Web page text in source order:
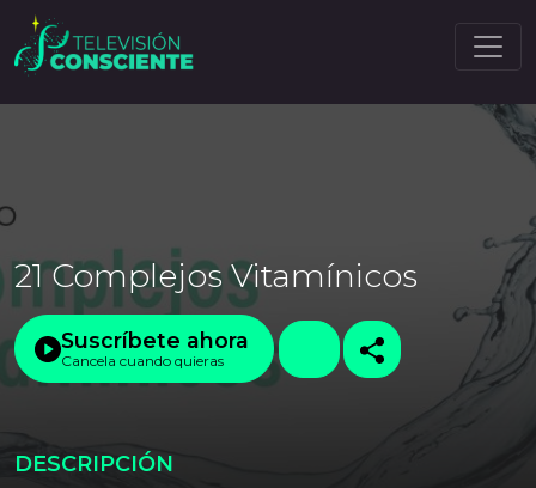
21 Complejos Vitamínicos
Suscríbete ahora
Cancela cuando quieras
DESCRIPCIÓN